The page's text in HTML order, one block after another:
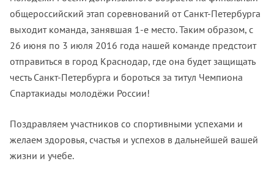
общероссийский этап соревнований от Санкт-Петербурга
выходит команда, занявшая 1-е место. Таким образом, с
26 июня по 3 июля 2016 года нашей команде предстоит
отправиться в город Краснодар, где она будет защищать
честь Санкт-Петербурга и бороться за титул Чемпиона
Спартакиады молодёжи России!
Поздравляем участников со спортивными успехами и
желаем здоровья, счастья и успехов в дальнейшей вашей
жизни и учебе.